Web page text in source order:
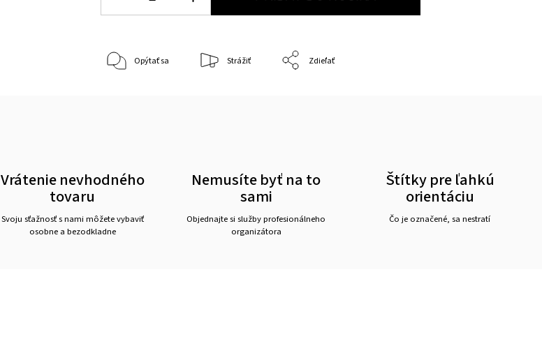
Opýtať sa Strážiť Zdieľať
Vrátenie nevhodného
tovaru
Svoju sťažnosť s nami môžete vybaviť
osobne a bezodkladne
Nemusíte byť na to
sami
Objednajte si služby profesionálneho
organizátora
Štítky pre ľahkú
orientáciu
Čo je označené, sa nestratí